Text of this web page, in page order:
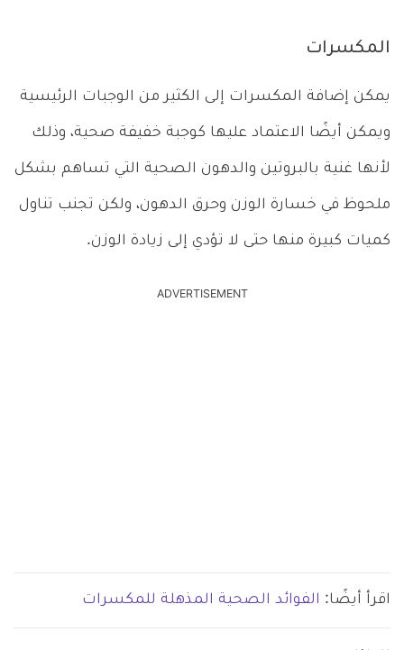
المكسرات
يمكن إضافة المكسرات إلى الكثير من الوجبات الرئيسية
ويمكن أيضًا الاعتماد عليها كوجبة خفيفة صحية، وذلك
لأنها غنية بالبروتين والدهون الصحية التي تساهم بشكل
ملحوظ في خسارة الوزن وحرق الدهون، ولكن تجنب تناول
كميات كبيرة منها حتى لا تؤدي إلى زيادة الوزن.
ADVERTISEMENT
اقرأ أيضًا: الفوائد الصحية المذهلة للمكسرات